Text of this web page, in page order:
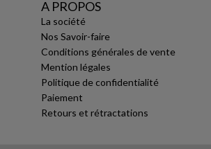
A PROPOS
La société
Nos Savoir-faire
Conditions générales de vente
Mention légales
Politique de confidentialité
Paiement
Retours et rétractations